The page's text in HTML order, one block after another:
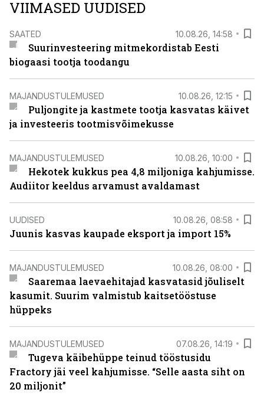
VIIMASED UUDISED
SAATED 10.08.26, 14:58
Suurinvesteering mitmekordistab Eesti
biogaasi tootja toodangu
MAJANDUSTULEMUSED 10.08.26, 12:15
Puljongite ja kastmete tootja kasvatas käivet
ja investeeris tootmisvõimekusse
MAJANDUSTULEMUSED 10.08.26, 10:00
Hekotek kukkus pea 4,8 miljoniga kahjumisse.
Audiitor keeldus arvamust avaldamast
UUDISED 10.08.26, 08:58
Juunis kasvas kaupade eksport ja import 15%
MAJANDUSTULEMUSED 10.08.26, 08:00
Saaremaa laevaehitajad kasvatasid jõuliselt
kasumit. Suurim valmistub kaitsetööstuse
hüppeks
MAJANDUSTULEMUSED 07.08.26, 14:19
Tugeva käibehüppe teinud tööstusidu
Fractory jäi veel kahjumisse. “Selle aasta siht on
20 miljonit”